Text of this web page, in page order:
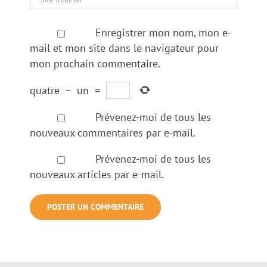
Enregistrer mon nom, mon e-
mail et mon site dans le navigateur pour
mon prochain commentaire.
quatre − un =
Prévenez-moi de tous les
nouveaux commentaires par e-mail.
Prévenez-moi de tous les
nouveaux articles par e-mail.